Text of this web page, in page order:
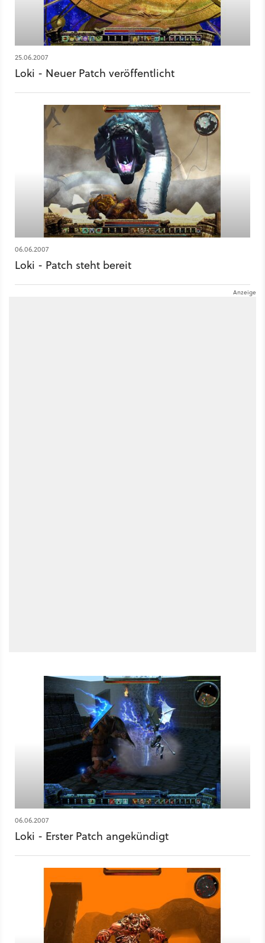
25.06.2007
Loki - Neuer Patch veröffentlicht
06.06.2007
Loki - Patch steht bereit
06.06.2007
Loki - Erster Patch angekündigt